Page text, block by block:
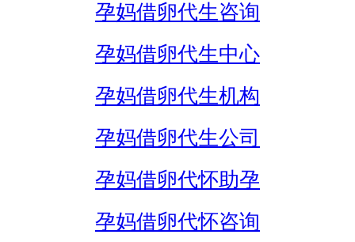
孕妈借卵代生咨询
孕妈借卵代生中心
孕妈借卵代生机构
孕妈借卵代生公司
孕妈借卵代怀助孕
孕妈借卵代怀咨询